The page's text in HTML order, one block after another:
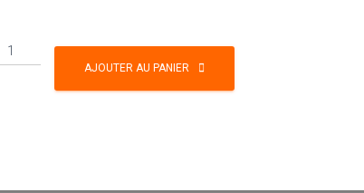
AJOUTER AU PANIER